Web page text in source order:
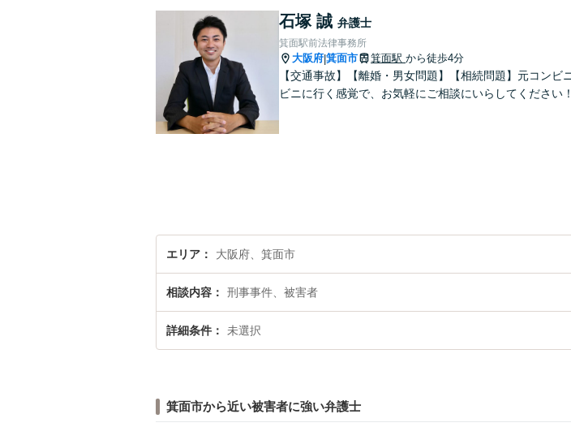
石塚 誠 弁護士
箕面駅前法律事務所
大阪府|箕面市 箕面駅 から徒歩4分
【交通事故】【離婚・男女問題】【相続問題】元コン
ビニに行く感覚で、お気軽にご相談にいらしてください！
エリア 大阪府、箕面市
相談内容 刑事事件、被害者
詳細条件 未選択
箕面市から近い被害者に強い弁護士